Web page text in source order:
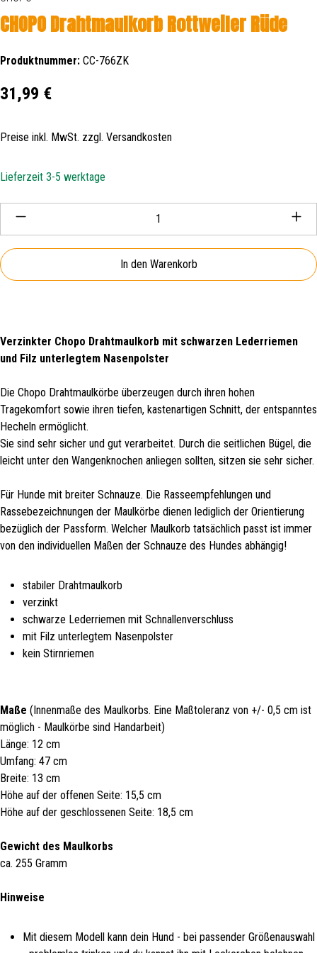
CHOPO Drahtmaulkorb Rottweiler Rüde
Produktnummer: CC-766ZK
Regulärer Preis:
31,99 €
Preise inkl. MwSt. zzgl. Versandkosten
Lieferzeit 3-5 werktage
Produkt Anzahl: Gib den gewünschten Wert ein oder
In den Warenkorb
Verzinkter Chopo Drahtmaulkorb mit schwarzen Lederriemen
und Filz unterlegtem Nasenpolster
Die Chopo Drahtmaulkörbe überzeugen durch ihren hohen
Tragekomfort sowie ihren tiefen, kastenartigen Schnitt, der entspanntes
Hecheln ermöglicht.
Sie sind sehr sicher und gut verarbeitet. Durch die seitlichen Bügel, die
leicht unter den Wangenknochen anliegen sollten, sitzen sie sehr sicher.
Für Hunde mit breiter Schnauze. Die Rasseempfehlungen und
Rassebezeichnungen der Maulkörbe dienen lediglich der Orientierung
bezüglich der Passform. Welcher Maulkorb tatsächlich passt ist immer
von den individuellen Maßen der Schnauze des Hundes abhängig!
stabiler Drahtmaulkorb
verzinkt
schwarze Lederriemen mit Schnallenverschluss
mit Filz unterlegtem Nasenpolster
kein Stirnriemen
Maße (Innenmaße des Maulkorbs. Eine Maßtoleranz von +/- 0,5 cm ist
möglich - Maulkörbe sind Handarbeit)
Länge: 12 cm
Umfang: 47 cm
Breite: 13 cm
Höhe auf der offenen Seite: 15,5 cm
Höhe auf der geschlossenen Seite: 18,5 cm
Gewicht des Maulkorbs
ca. 255 Gramm
Hinweise
Mit diesem Modell kann dein Hund - bei passender Größenauswahl